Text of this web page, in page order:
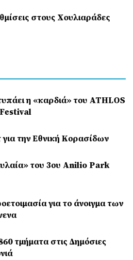
στους Χουλιαράδες
η «καρδιά» του ATHLOS
την Εθνική Κορασίδων
του 3ου Anilio Park
για το άνοιγμα των
τμήματα στις Δημόσιες